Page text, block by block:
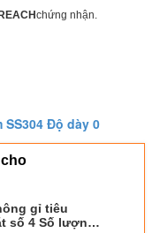
chứng nhận.
SS304 Độ dày 0
gỉ tiêu
số 4 Số lượng